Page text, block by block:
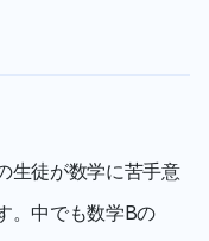
生徒が数学に苦手意
。中でも数学Bの